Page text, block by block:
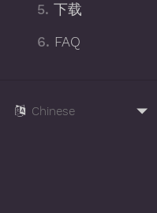
5. 下载
6. FAQ